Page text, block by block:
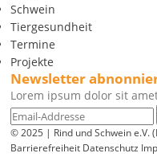
Schwein
Tiergesundheit
Termine
Projekte
Newsletter
Lorem ipsum dolor sit
© 2025 | Rind und Schwein e.V.
Barrierefreiheit Datenschutz